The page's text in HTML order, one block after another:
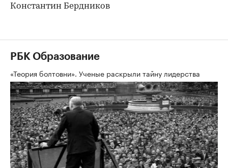
Константин Бердников
РБК Образование
«Теория болтовни». Ученые раскрыли тайну лидерства